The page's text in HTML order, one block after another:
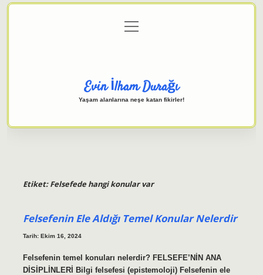
Gizlilik Politikası
menüyü
aç
Evin İlham Durağı
Yaşam alanlarına neşe katan fikirler!
Etiket:Felsefede hangi konular var
Felsefenin Ele Aldığı Temel Konular Nelerdir
Tarih: Ekim 16, 2024
Felsefenin temel konuları nelerdir? FELSEFE’NİN ANA
DİSİPLİNLERİ Bilgi felsefesi (epistemoloji) Felsefenin ele